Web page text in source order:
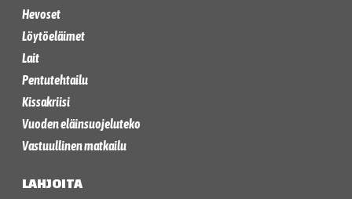
Hevoset
Löytöeläimet
Lait
Pentutehtailu
Kissakriisi
Vuoden eläinsuojeluteko
Vastuullinen matkailu
LAHJOITA